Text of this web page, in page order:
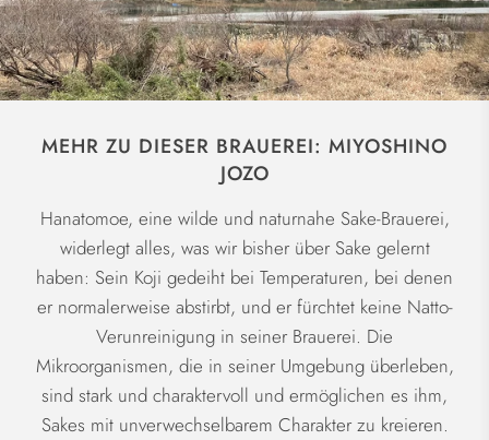
MEHR ZU DIESER BRAUEREI: MIYOSHINO
JOZO
Hanatomoe, eine wilde und naturnahe Sake-Brauerei,
widerlegt alles, was wir bisher über Sake gelernt
haben: Sein Koji gedeiht bei Temperaturen, bei denen
er normalerweise abstirbt, und er fürchtet keine Natto-
Verunreinigung in seiner Brauerei. Die
Mikroorganismen, die in seiner Umgebung überleben,
sind stark und charaktervoll und ermöglichen es ihm,
Sakes mit unverwechselbarem Charakter zu kreieren.